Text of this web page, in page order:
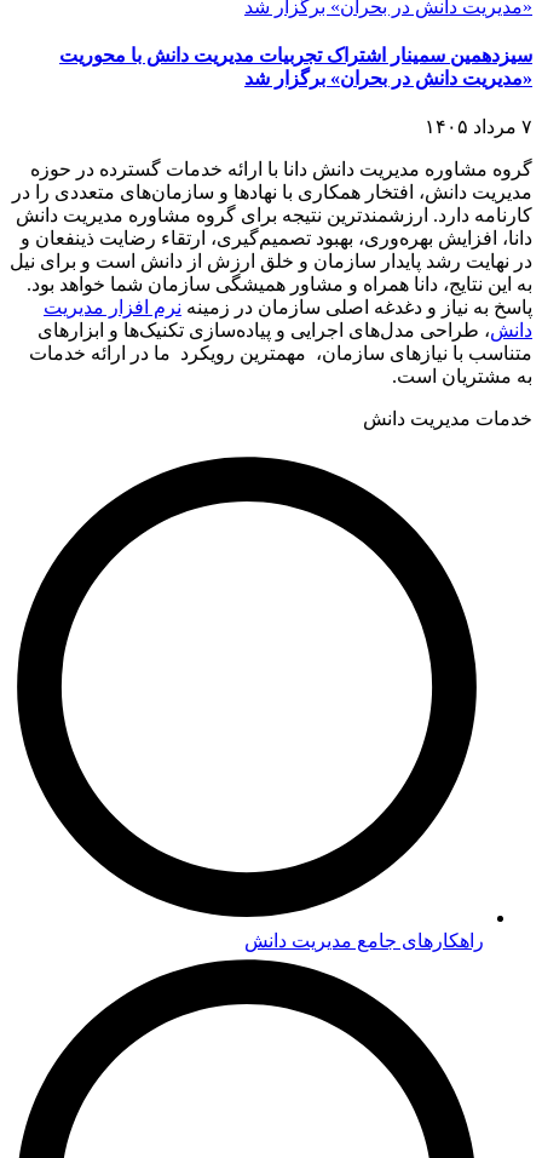
سیزدهمین سمینار اشتراک تجربیات مدیریت دانش با محوریت
«مدیریت دانش در بحران» برگزار شد
۷ مرداد ۱۴۰۵
گروه مشاوره مدیریت دانش دانا با ارائه خدمات گسترده در حوزه
مدیریت دانش، افتخار همکاری با نهادها و سازمان‌های متعددی را در
کارنامه دارد. ارزشمندترین نتیجه برای گروه مشاوره مدیریت دانش
دانا، افزایش بهره‌وری، بهبود تصمیم‌گیری، ارتقاء رضایت ذینفعان و
در نهایت رشد پایدار سازمان و خلق ارزش از دانش است و برای نیل
به این نتایج، دانا همراه و مشاور همیشگی سازمان شما خواهد بود.
پاسخ به نیاز و دغدغه اصلی سازمان در زمینه نرم افزار مدیریت
دانش، طراحی مدل‌های اجرایی و پیاده‌سازی تکنیک‌ها و ابزارهای
متناسب با نیازهای سازمان، مهمترین رویکرد ما در ارائه خدمات
به مشتریان است.
خدمات مدیریت دانش
راهکارهای جامع مدیریت دانش